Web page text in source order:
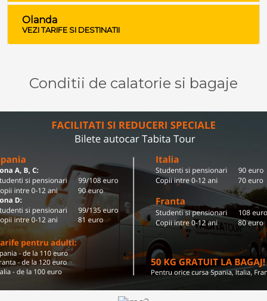
Olanda
VEZI TARIFE SI DESTINATII
Conditii de calatorie si bagaje